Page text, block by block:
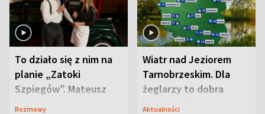
To działo się z nim na
planie „Zatoki
Szpiegów”. Mateusz
Janicki odsłonił
Rozmowy
Wiatr nad Jeziorem
Tarnobrzeskim. Dla
żeglarzy to dobra
wiadomość
Aktualności